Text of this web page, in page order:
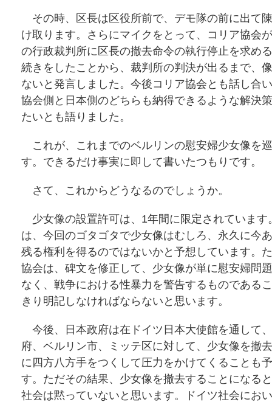
その時、区長は区役所前で、デモ隊の前に出て
け取ります。さらにマイクをとって、コリア協会
の行政裁判所に区長の撤去命令の執行停止を求め
続きをしたことから、裁判所の判決が出るまで、
ないと発言しました。今後コリア協会とも話し合
協会側と日本側のどちらも納得できるような解決
たいとも語りました。
これが、これまでのベルリンの慰安婦少女像を
す。できるだけ事実に即して書いたつもりです。
さて、これからどうなるのでしょうか。
少女像の設置許可は、1年間に限定されています
は、今回のゴタゴタで少女像はむしろ、永久に今
残る権利を得るのではないかと予想しています。
協会は、碑文を修正して、少女像が単に慰安婦問
なく、戦争における性暴力を警告するものである
きり明記しなければならないと思います。
今後、日本政府は在ドイツ日本大使館を通して
府、ベルリン市、ミッテ区に対して、少女像を撤
に四方八方手をつくして圧力をかけてくることも
す。ただその結果、少女像を撤去することになる
社会は黙っていないと思います。ドイツ社会にお